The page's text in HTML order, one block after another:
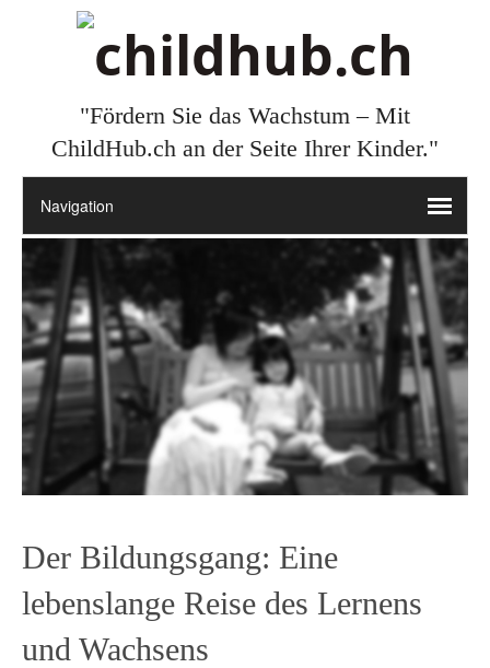
"Fördern Sie das Wachstum – Mit
ChildHub.ch an der Seite Ihrer Kinder."
Der Bildungsgang: Eine
lebenslange Reise des Lernens
und Wachsens